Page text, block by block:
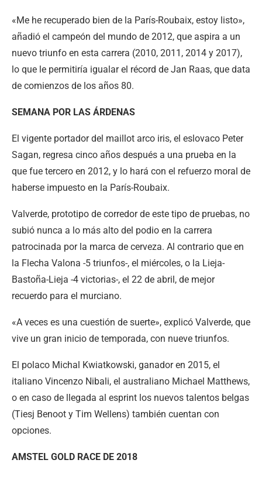
«Me he recuperado bien de la París-Roubaix, estoy listo»,
añadió el campeón del mundo de 2012, que aspira a un
nuevo triunfo en esta carrera (2010, 2011, 2014 y 2017),
lo que le permitiría igualar el récord de Jan Raas, que data
de comienzos de los años 80.
SEMANA POR LAS ÁRDENAS
El vigente portador del maillot arco iris, el eslovaco Peter
Sagan, regresa cinco años después a una prueba en la
que fue tercero en 2012, y lo hará con el refuerzo moral de
haberse impuesto en la París-Roubaix.
Valverde, prototipo de corredor de este tipo de pruebas, no
subió nunca a lo más alto del podio en la carrera
patrocinada por la marca de cerveza. Al contrario que en
la Flecha Valona -5 triunfos-, el miércoles, o la Lieja-
Bastoña-Lieja -4 victorias-, el 22 de abril, de mejor
recuerdo para el murciano.
«A veces es una cuestión de suerte», explicó Valverde, que
vive un gran inicio de temporada, con nueve triunfos.
El polaco Michal Kwiatkowski, ganador en 2015, el
italiano Vincenzo Nibali, el australiano Michael Matthews,
o en caso de llegada al esprint los nuevos talentos belgas
(Tiesj Benoot y Tim Wellens) también cuentan con
opciones.
AMSTEL GOLD RACE DE 2018